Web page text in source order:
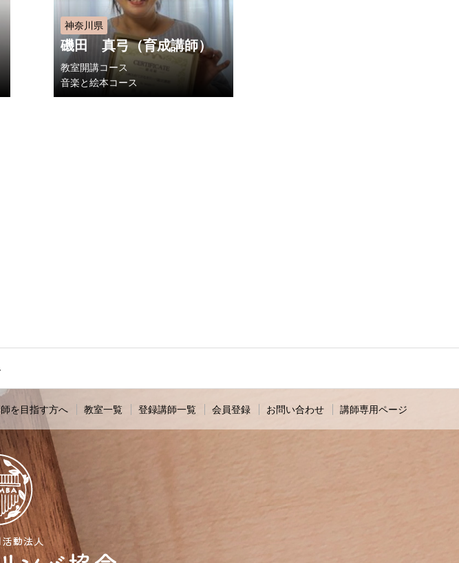
神奈川県
磯田 真弓（育成講師）
教室開講コース
音楽と絵本コース
を目指す方へ 教室一覧 登録講師一覧 会員登録 お問い合わせ 講師専用ページ